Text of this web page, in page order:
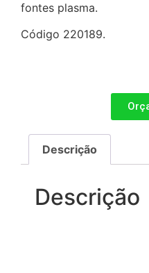
fontes plasma.
Código 220189.
Descrição
Descrição